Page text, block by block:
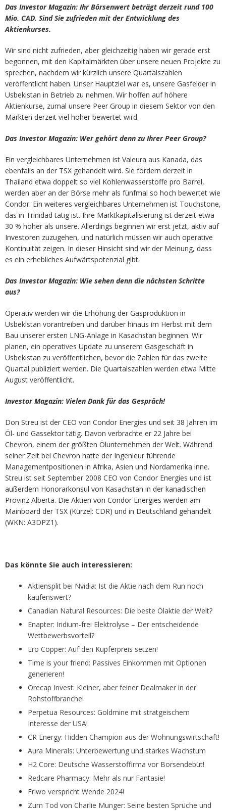
Das Investor Magazin: Ihr Börsenwert beträgt derzeit rund 100
Mio. CAD. Sind Sie zufrieden mit der Entwicklung des
Aktienkurses.
Wir sind nicht zufrieden, aber gleichzeitig haben wir gerade erst
begonnen, mit den Kapitalmärkten über unsere neuen Projekte zu
sprechen, nachdem wir kürzlich unsere Quartalszahlen
veröffentlicht haben. Unser Hauptziel war es, unsere Gasfelder in
Usbekistan in Betrieb zu nehmen. Wir hoffen auf höhere
Aktienkurse, zumal unsere Peer Group in diesem Sektor von den
Märkten derzeit viel höher bewertet wird.
Das Investor Magazin: Wer gehört denn zu Ihrer Peer Group?
Ein vergleichbares Unternehmen ist Valeura aus Kanada, das
ebenfalls an der TSX gehandelt wird. Sie fördern derzeit in
Thailand etwa doppelt so viel Kohlenwasserstoffe pro Barrel,
werden aber an der Börse mehr als fünfmal so hoch bewertet wie
Condor. Ein weiteres vergleichbares Unternehmen ist Touchstone,
das in Trinidad tätig ist. Ihre Marktkapitalisierung ist derzeit etwa
30 % höher als unsere. Allerdings beginnen wir erst jetzt, aktiv auf
Investoren zuzugehen, und natürlich müssen wir auch operative
Kontinuität zeigen. In dieser Hinsicht sind wir der Meinung, dass
es ein erhebliches Aufwärtspotenzial gibt.
Das Investor Magazin: Wie sehen denn die nächsten Schritte
aus?
Operativ werden wir die Erhöhung der Gasproduktion in
Usbekistan vorantreiben und darüber hinaus im Herbst mit dem
Bau unserer ersten LNG-Anlage in Kasachstan beginnen. Wir
planen, ein operatives Update zu unserem Gasgeschäft in
Usbekistan zu veröffentlichen, bevor die Zahlen für das zweite
Quartal publiziert werden. Die Quartalszahlen werden etwa Mitte
August veröffentlicht.
Investor Magazin: Vielen Dank für das Gespräch!
Don Streu ist der CEO von Condor Energies und seit 38 Jahren im
Öl- und Gassektor tätig. Davon verbrachte er 22 Jahre bei
Chevron, einem der größten Ölunternehmen der Welt. Während
seiner Zeit bei Chevron hatte der Ingenieur führende
Managementpositionen in Afrika, Asien und Nordamerika inne.
Streu ist seit September 2008 CEO von Condor Energies und ist
außerdem Honorarkonsul von Kasachstan in der kanadischen
Provinz Alberta. Die Aktien von Condor Energies werden am
Mainboard der TSX (Kürzel: CDR) und in Deutschland gehandelt
(WKN: A3DPZ1).
Das könnte Sie auch interessieren:
Aktiensplit bei Nvidia: Ist die Aktie nach dem Run noch
kaufenswert?
Canadian Natural Resources: Die beste Ölaktie der Welt?
Enapter: Iridium-frei Elektrolyse – Der entscheidende
Wettbewerbsvorteil?
Ero Copper: Auf den Kupferpreis setzen!
Time is your friend: Passives Einkommen mit Optionen
generieren!
Orecap Invest: Kleiner, aber feiner Dealmaker in der
Rohstoffbranche!
Perpetua Resources: Goldmine mit stratgeischem
Interesse der USA!
CR Energy: Hidden Champion aus der Wohnungswirtschaft!
Aura Minerals: Unterbewertung und starkes Wachstum
H2 Core: Deutsche Wasserstoffirma vor Borsendebüt!
Redcare Pharmacy: Mehr als nur Fantasie!
Friwo verspricht Wende 2024!
Zum Tod von Charlie Munger: Seine besten Sprüche und